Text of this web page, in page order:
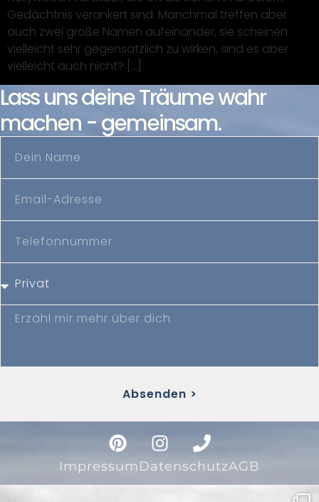
Gedächtnis verankert sind. Manchmal treffen aber
auch zwei große Namen aufeinander, sie scheinen
vielleicht sehr gegensätzlich zu wirken, sind es aber
vielleicht auch nicht? […]
Lass uns deine Träume wahr
machen - gemeinsam.
Absenden >
ImpressumDatenschutzAGB